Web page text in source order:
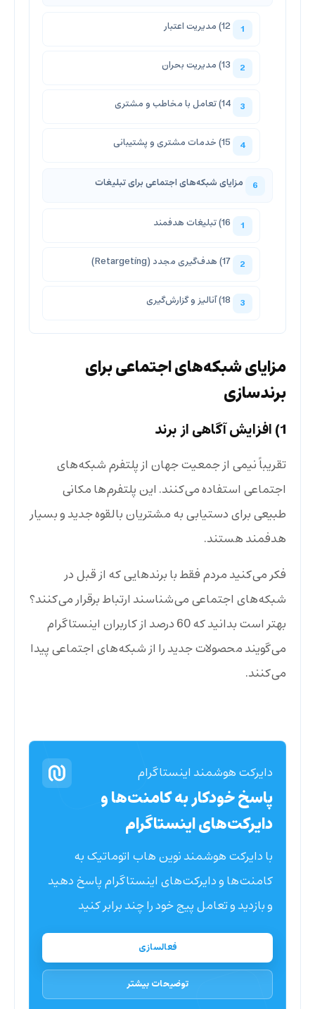
12) مدیریت اعتبار
13) مدیریت بحران
14) تعامل با مخاطب و مشتری
15) خدمات مشتری و پشتیبانی
مزایای شبکه‌های اجتماعی برای تبلیغات
16) تبلیغات هدفمند
17) هدف‌گیری مجدد (Retargeting)
18) آنالیز و گزارش‌گیری
مزایای شبکه‌های اجتماعی برای
برندسازی
1) افزایش آگاهی از برند
تقریباً نیمی از جمعیت جهان از پلتفرم شبکه‌های
اجتماعی استفاده می‌کنند. این پلتفرم‌ها مکانی
طبیعی برای دستیابی به مشتریان بالقوه جدید و بسیار
هدفمند هستند.
فکر می‌کنید مردم فقط با برندهایی که از قبل در
شبکه‌های اجتماعی می‌شناسند ارتباط برقرار می‌کنند؟
بهتر است بدانید که 60 درصد از کاربران اینستاگرام
می‌گویند محصولات جدید را از شبکه‌های اجتماعی پیدا
می‌کنند.
دایرکت هوشمند اینستاگرام
پاسخ خودکار به کامنت‌ها و
دایرکت‌های اینستاگرام
با دایرکت هوشمند نوین هاب اتوماتیک به
کامنت‌ها و دایرکت‌های اینستاگرام پاسخ دهید
و بازدید و تعامل پیج خود را چند برابر کنید
فعالسازی
توضیحات بیشتر